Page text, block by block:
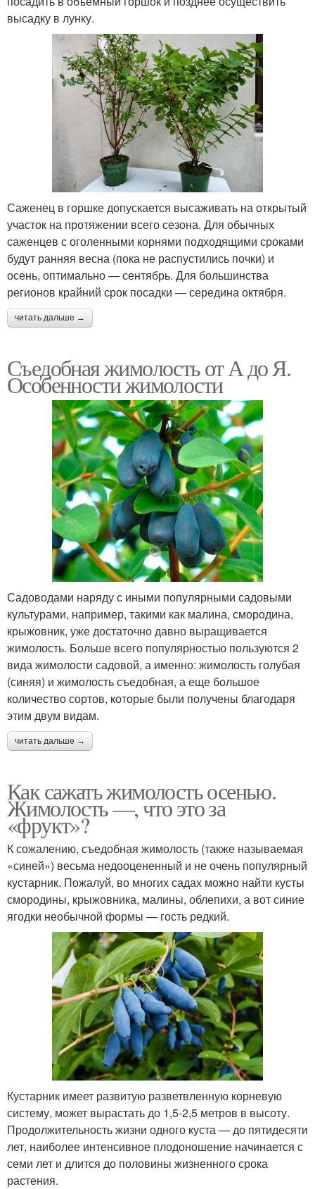
высадку в лунку.
Саженец в горшке допускается высаживать на открытый
участок на протяжении всего сезона. Для обычных
саженцев с оголенными корнями подходящими сроками
будут ранняя весна (пока не распустились почки) и
осень, оптимально — сентябрь. Для большинства
регионов крайний срок посадки — середина октября.
читать дальше →
Съедобная жимолость от А до Я.
Особенности жимолости
Садоводами наряду с иными популярными садовыми
культурами, например, такими как малина, смородина,
крыжовник, уже достаточно давно выращивается
жимолость. Больше всего популярностью пользуются 2
вида жимолости садовой, а именно: жимолость голубая
(синяя) и жимолость съедобная, а еще большое
количество сортов, которые были получены благодаря
этим двум видам.
читать дальше →
Как сажать жимолость осенью.
Жимолость —, что это за
«фрукт»?
К сожалению, съедобная жимолость (также называемая
«синей») весьма недооцененный и не очень популярный
кустарник. Пожалуй, во многих садах можно найти кусты
смородины, крыжовника, малины, облепихи, а вот синие
ягодки необычной формы — гость редкий.
Кустарник имеет развитую разветвленную корневую
систему, может вырастать до 1,5-2,5 метров в высоту.
Продолжительность жизни одного куста — до пятидесяти
лет, наиболее интенсивное плодоношение начинается с
семи лет и длится до половины жизненного срока
растения.